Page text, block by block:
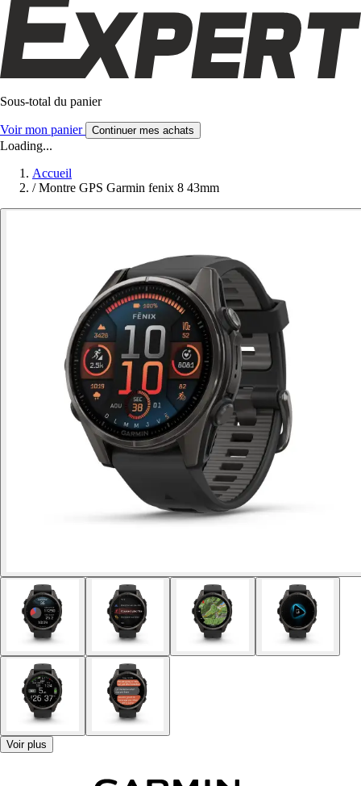
Sous-total du panier
Voir mon panier Continuer mes achats
Loading...
Accueil
/ Montre GPS Garmin fenix 8 43mm
Voir plus